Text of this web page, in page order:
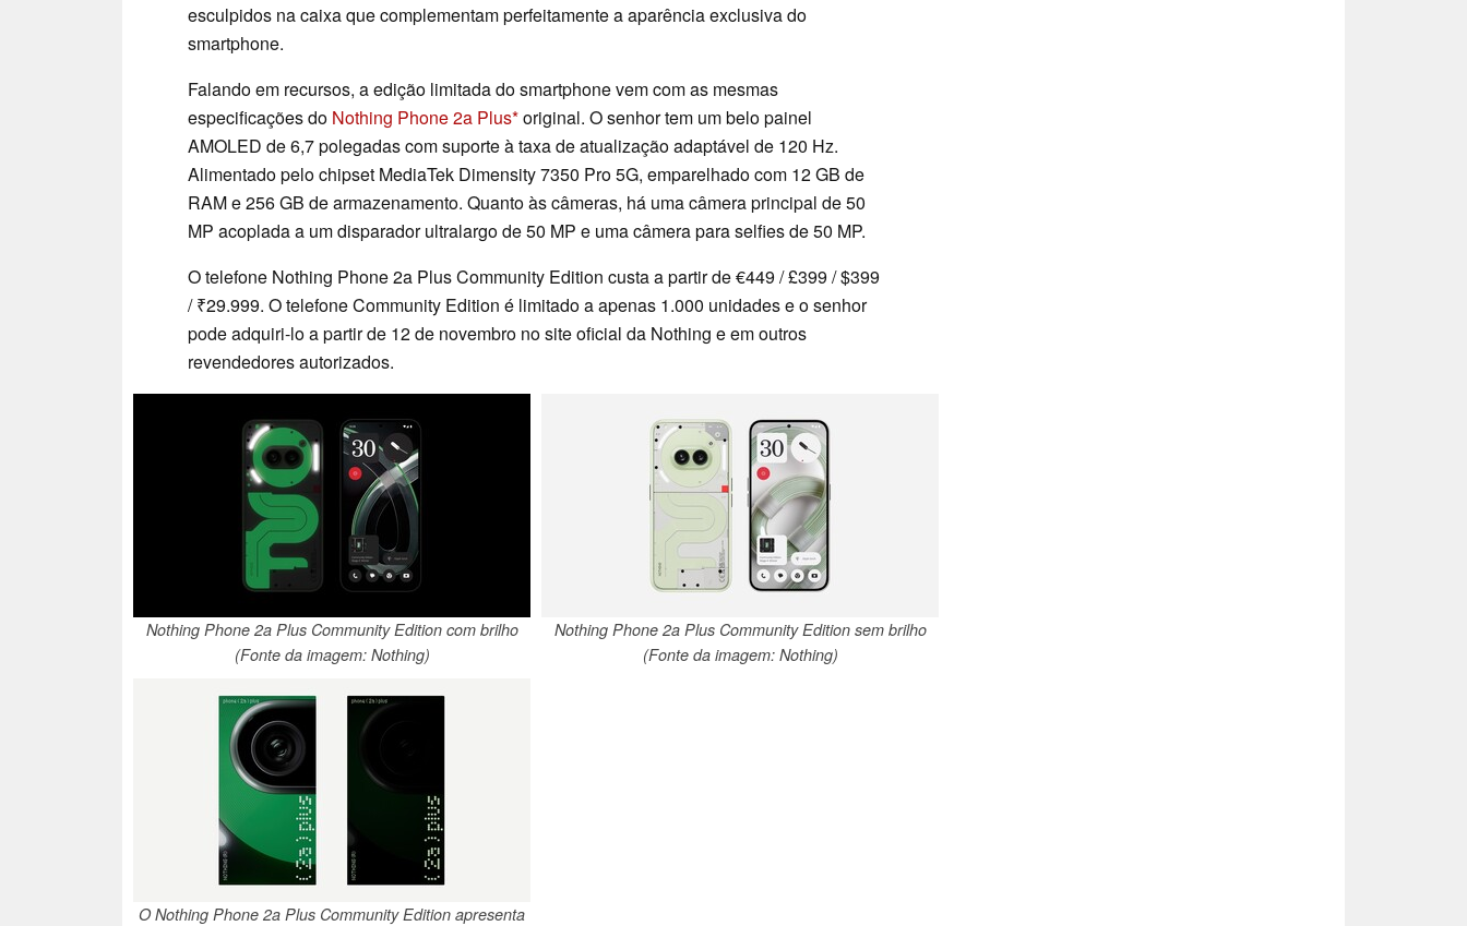
esculpidos na caixa que complementam perfeitamente a aparência exclusiva do
smartphone.
Falando em recursos, a edição limitada do smartphone vem com as mesmas
especificações do Nothing Phone 2a Plus original. O senhor tem um belo painel
AMOLED de 6,7 polegadas com suporte à taxa de atualização adaptável de 120 Hz.
Alimentado pelo chipset MediaTek Dimensity 7350 Pro 5G, emparelhado com 12 GB de
RAM e 256 GB de armazenamento. Quanto às câmeras, há uma câmera principal de 50
MP acoplada a um disparador ultralargo de 50 MP e uma câmera para selfies de 50 MP.
O telefone Nothing Phone 2a Plus Community Edition custa a partir de €449 / £399 / $399
/ ₹29.999. O telefone Community Edition é limitado a apenas 1.000 unidades e o senhor
pode adquiri-lo a partir de 12 de novembro no site oficial da Nothing e em outros
revendedores autorizados.
Nothing Phone 2a Plus Community Edition com brilho
(Fonte da imagem: Nothing)
Nothing Phone 2a Plus Community Edition sem brilho
(Fonte da imagem: Nothing)
O Nothing Phone 2a Plus Community Edition apresenta